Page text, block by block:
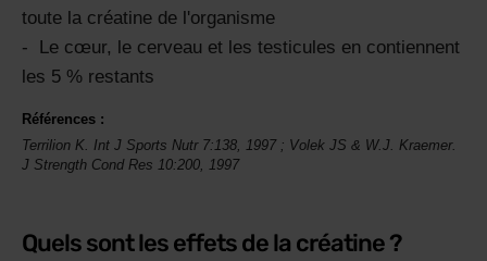
toute la créatine de l'organisme
Le cœur, le cerveau et les testicules en contiennent
les 5 % restants
Références :
Terrilion K. Int J Sports Nutr7:138, 1997; Volek JS & W.J. Kraemer.
J Strength Cond Res 10:200, 1997
Quels sont les effets de la créatine ?